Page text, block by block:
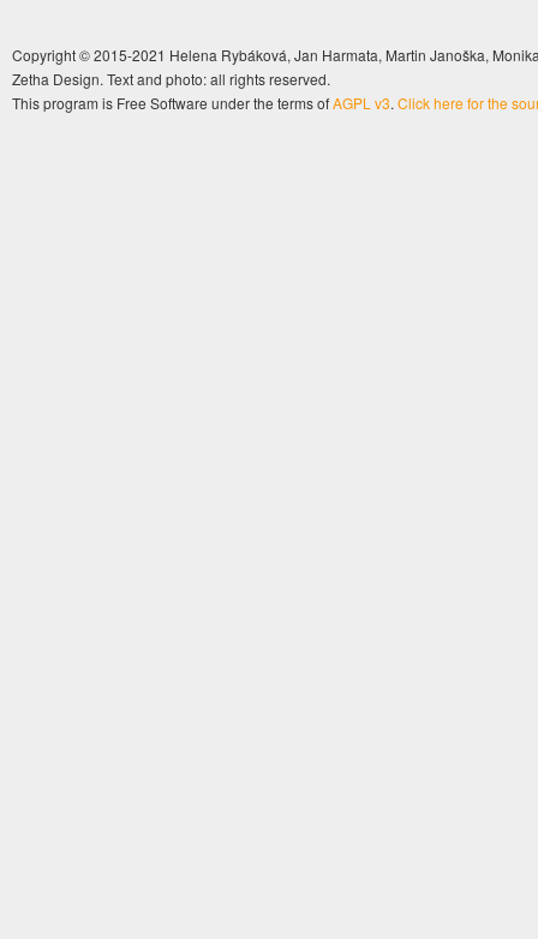
Copyright © 2015-2021 Helena Rybáková, Jan Harmata, Martin Janoška,
Zetha Design. Text and photo: all rights reserved.
This program is Free Software under the terms ofAGPL v3. Click here for the